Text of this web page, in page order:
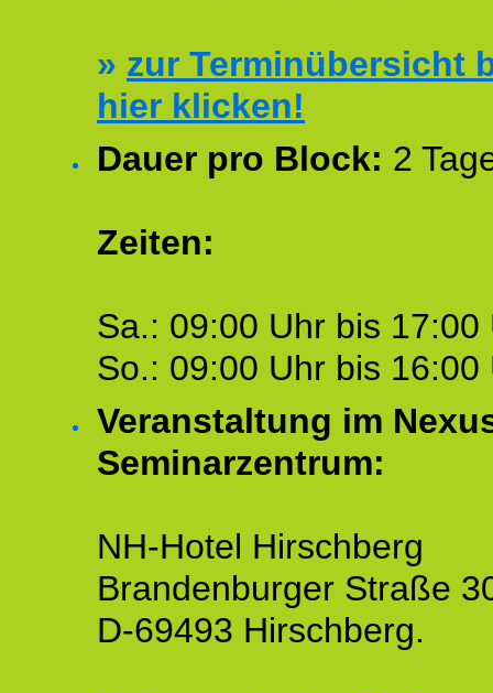
» zur Terminübersicht
hier klicken!
Dauer pro Block: 2
Zeiten:
Sa.: 09:00 Uhr bis 17:00
So.: 09:00 Uhr bis 16:00
Veranstaltung im
Seminarzentrum:
NH-Hotel Hirschberg
Brandenburger Straße
D-69493 Hirschberg.